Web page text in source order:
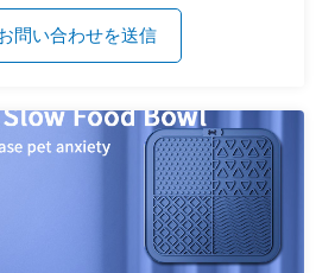
問い合わせを送信